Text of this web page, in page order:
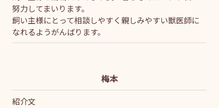
努力してまいります。
飼い主様にとって相談しやすく親しみやすい獣医師に
なれるようがんばります。
梅本
紹介文